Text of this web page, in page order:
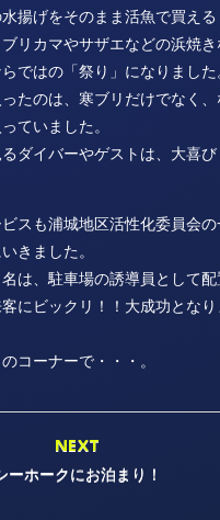
揚げをそのまま活魚で買える
リカマやサザエなどの浜焼
ではの「祭り」になりました
たのは、寒ブリだけでなく
ていました。
ダイバーやゲストは、大喜
スも浦城地区活性化委員会
きました。
は、駐車場の誘導員として配
にビックリ！！大成功となり
のコーナーで・・・。
NEXT
ーホークにお泊まり！